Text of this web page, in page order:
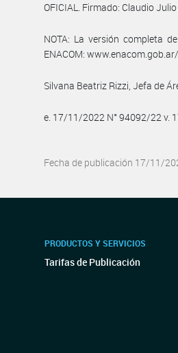
OFICIAL. Firmado: Claudio
NOTA: La versión completa
ENACOM:
Silvana Beatriz Rizzi, Jefa de
e. 17/11/2022 N° 94092/22 v.
Fecha de publicación 17/11/
PRODUCTOS Y SERVICIOS
Tarifas de Publicación